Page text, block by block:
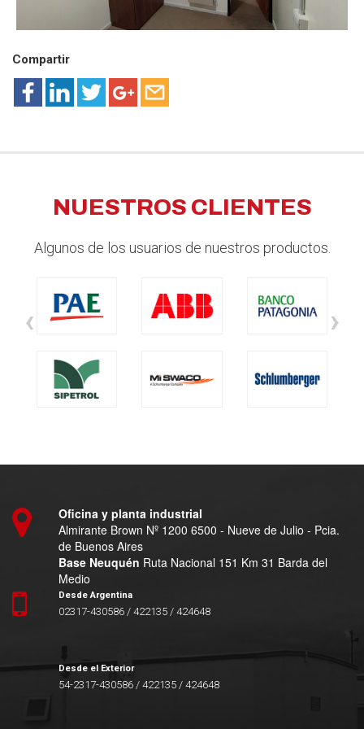
Compartir
NUESTROS CLIENTES
Algunos de los usuarios de nuestros productos.
‹ ›
Oficina y planta industrial
Almirante Brown Nº 1200 6500 - Nueve de Julio - Pcia.
de Buenos Aires
Base Neuquén Ruta Nacional 151 Km 31 Barda del
Medio
Desde Argentina
02317-430586 / 422135 / 424648
Desde el Exterior
54-2317-430586 / 422135 / 424648